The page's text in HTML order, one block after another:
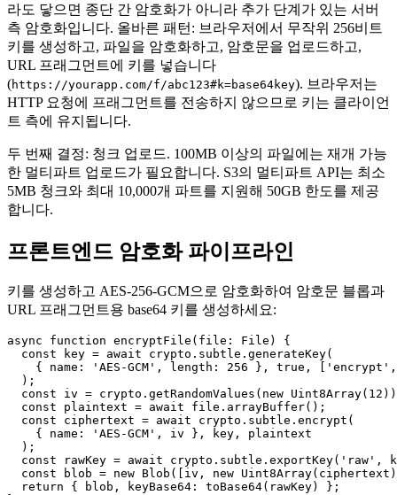
라도 닿으면 종단 간 암호화가 아니라 추가 단계가 있는 서버
측 암호화입니다. 올바른 패턴: 브라우저에서 무작위 256비트
키를 생성하고, 파일을 암호화하고, 암호문을 업로드하고,
URL 프래그먼트에 키를 넣습니다
(https://yourapp.com/f/abc123#k=base64key). 브라우저는
HTTP 요청에 프래그먼트를 전송하지 않으므로 키는 클라이언
트 측에 유지됩니다.
두 번째 결정: 청크 업로드. 100MB 이상의 파일에는 재개 가능
한 멀티파트 업로드가 필요합니다. S3의 멀티파트 API는 최소
5MB 청크와 최대 10,000개 파트를 지원해 50GB 한도를 제공
합니다.
프론트엔드 암호화 파이프라인
키를 생성하고 AES-256-GCM으로 암호화하여 암호문 블롭과
URL 프래그먼트용 base64 키를 생성하세요:
async function encryptFile(file: File) {
  const key = await crypto.subtle.generateKey(
{ name: 'AES-GCM', length: 256 }, true,
  );
const iv = crypto.getRandomValues(new
  const plaintext = await file.arrayBuffer();
  const ciphertext = await crypto.subtle.encrypt(
    { name: 'AES-GCM', iv }, key, plaintext
  );
const rawKey = await crypto.subtle.exportKey('raw',
const blob = new Blob([iv, new
  return { blob, keyBase64: toBase64(rawKey) };